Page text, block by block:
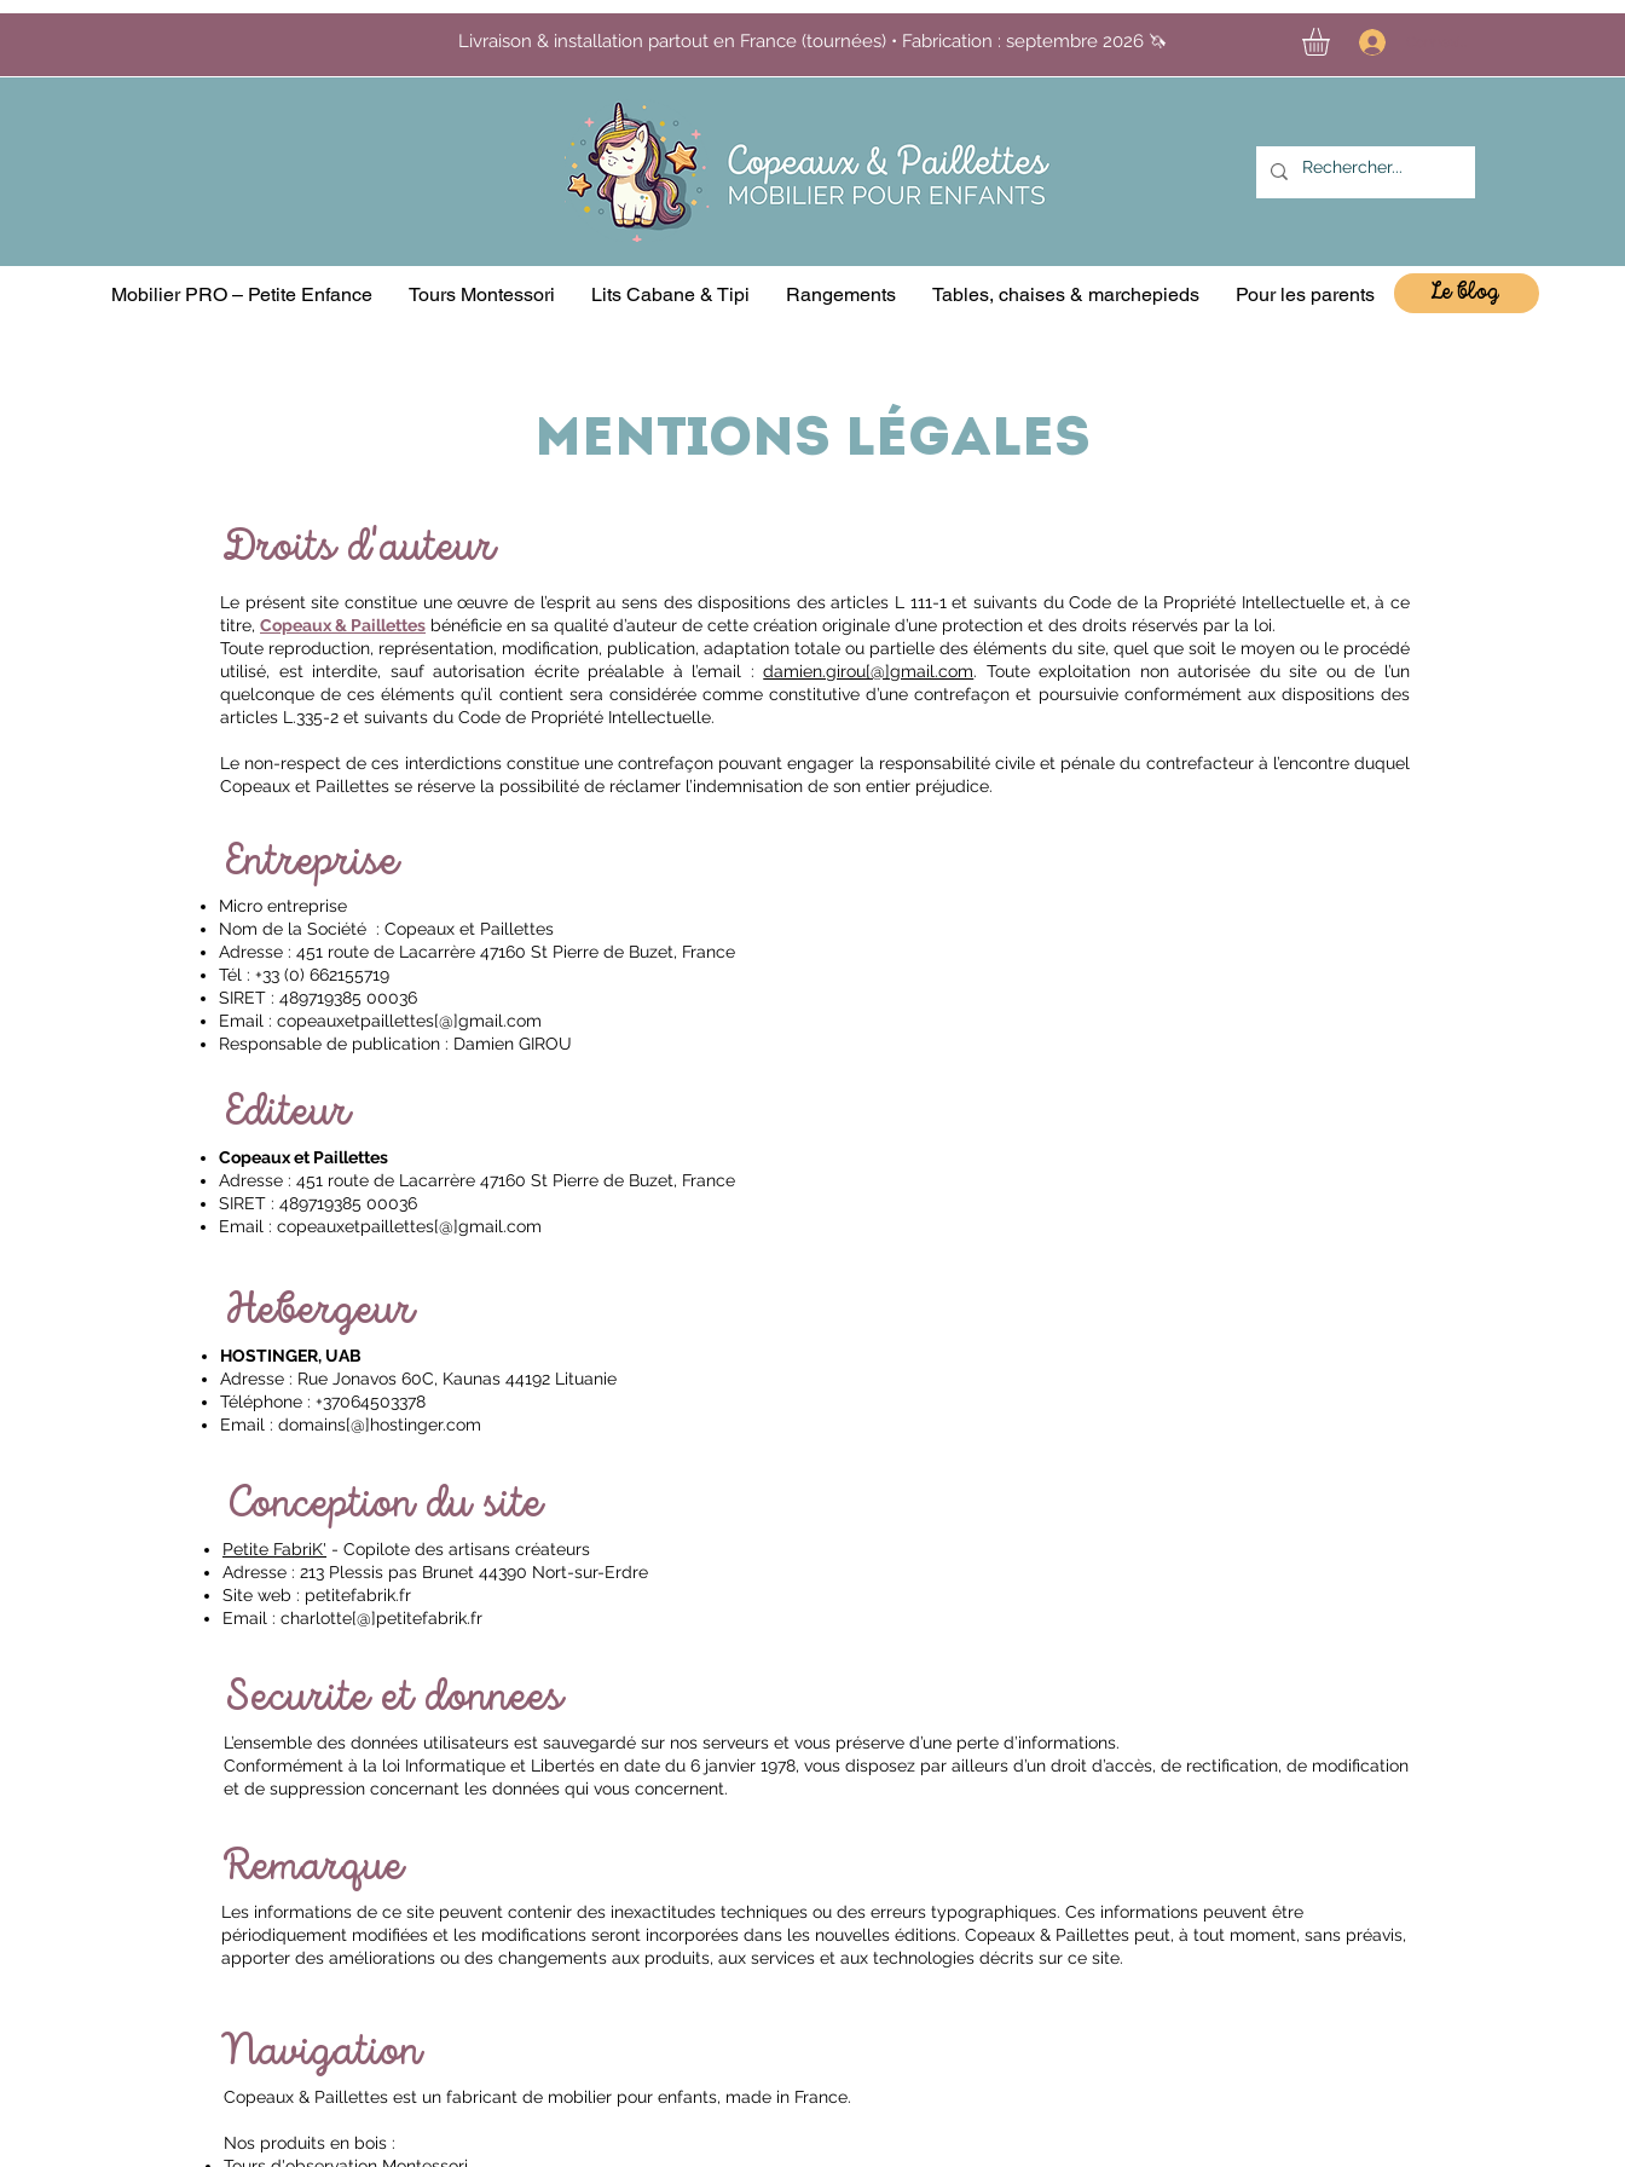
Livraison & installation partout en France (tournées) • Fabrication : septembre 2026 🦄
Mobilier PRO – Petite Enfance Tours Montessori Lits Cabane & Tipi Rangements Tables, chaises & marchepieds Pour les parents Le blog
MENTIONS LÉGALES
Droits d'auteur
Le présent site constitue une œuvre de l’esprit au sens des dispositions des articles L 111-1 et suivants du Code de la Propriété Intellectuelle et, à ce
titre, Copeaux & Paillettes bénéficie en sa qualité d’auteur de cette création originale d’une protection et des droits réservés par la loi.
Toute reproduction, représentation, modification, publication, adaptation totale ou partielle des éléments du site, quel que soit le moyen ou le procédé
utilisé, est interdite, sauf autorisation écrite préalable à l’email :damien.girou[@]gmail.com. Toute exploitation non autorisée du site ou de l’un
quelconque de ces éléments qu’il contient sera considérée comme constitutive d’une contrefaçon et poursuivie conformément aux dispositions des
articles L.335-2 et suivants du Code de Propriété Intellectuelle.
Le non-respect de ces interdictions constitue une contrefaçon pouvant engager la responsabilité civile et pénale du contrefacteur à l’encontre duquel
Copeaux et Paillettes se réserve la possibilité de réclamer l’indemnisation de son entier préjudice.
Entreprise
Micro entreprise
Nom de la Société : Copeaux et Paillettes
Adresse : 451 route de Lacarrère 47160 St Pierre de Buzet, France
Tél : +33 (0) 662155719
SIRET : 489719385 00036
Email : copeauxetpaillettes[@]gmail.com
Responsable de publication : Damien GIROU
Editeur
Copeaux et Paillettes
Adresse : 451 route de Lacarrère 47160 St Pierre de Buzet, France
SIRET : 489719385 00036
Email : copeauxetpaillettes[@]gmail.com
Hebergeur
HOSTINGER, UAB
Adresse : Rue Jonavos 60C, Kaunas 44192 Lituanie
Téléphone : +37064503378
Email : domains[@]hostinger.com
Conception du site
Petite FabriK' - Copilote des artisans créateurs
Adresse : 213 Plessis pas Brunet 44390 Nort-sur-Erdre
Site web : petitefabrik.fr
Email : charlotte[@]petitefabrik.fr
Securite et donnees
L’ensemble des données utilisateurs est sauvegardé sur nos serveurs et vous préserve d’une perte d’informations.
Conformément à la loi Informatique et Libertés en date du 6 janvier 1978, vous disposez par ailleurs d’un droit d’accès, de rectification, de modification
et de suppression concernant les données qui vous concernent.
Remarque
Les informations de ce site peuvent contenir des inexactitudes techniques ou des erreurs typographiques. Ces informations peuvent être
périodiquement modifiées et les modifications seront incorporées dans les nouvelles éditions. Copeaux & Paillettes peut, à tout moment, sans préavis,
apporter des améliorations ou des changements aux produits, aux services et aux technologies décrits sur ce site.
Navigation
Copeaux & Paillettes est un fabricant de mobilier pour enfants, made in France.
Nos produits en bois :